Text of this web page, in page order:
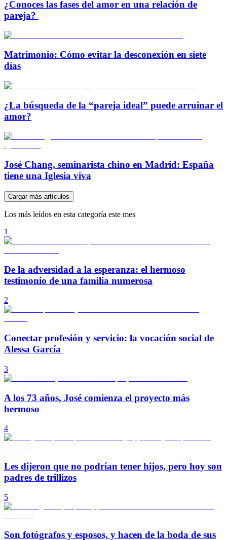
¿Conoces las fases del amor en una relación de
pareja?
Matrimonio: Cómo evitar la desconexión en siete
días
¿La búsqueda de la “pareja ideal” puede arruinar el
amor?
José Chang, seminarista chino en Madrid: España
tiene una Iglesia viva
Cargar más artículos
Los más leídos en esta categoría este mes
1
De la adversidad a la esperanza: el hermoso
testimonio de una familia numerosa
2
Conectar profesión y servicio: la vocación social de
Alessa García
3
A los 73 años, José comienza el proyecto más
hermoso
4
Les dijeron que no podrían tener hijos, pero hoy son
padres de trillizos
5
Son fotógrafos y esposos, y hacen de la boda de sus